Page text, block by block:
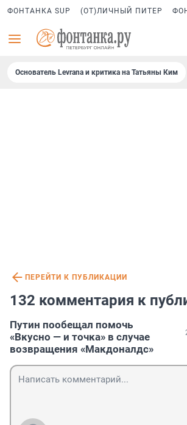
ФОНТАНКА SUP (ОТ)ЛИЧНЫЙ ПИТЕР
Основатель Levrana и критика на Татьяны Ким
ПЕРЕЙТИ К ПУБЛИКАЦИИ
132 комментария к
Путин пообещал помочь
«Вкусно — и точка» в случае
возвращения «Макдоналдс»